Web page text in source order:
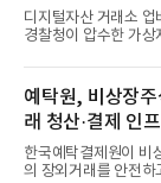
디지털자산 거래소
경찰청이 압수한 가상
예탁원, 비상장주
래 청산·결제 인
한국예탁결제원이 비
의 장외거래를 안전하